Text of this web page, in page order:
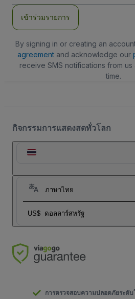
เข้าร่วมรายการ
By signing in or creating an
agreementand acknowledge our
receive SMS notifications from
time.
กิจกรรมการแสดงสดทั่วโลก
ภาษาไทย
US$ ดอลลาร์สหรัฐ
การตรวจสอบความปลอดภัยระดับ